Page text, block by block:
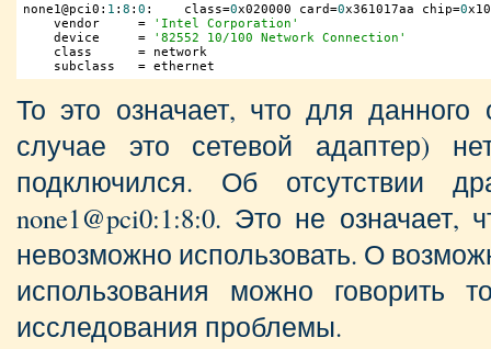
none1@pci0: 1 : 8 : 0 :    class=0x020000 card=0x361017aa chip=0
    vendor     =
'Intel Corporation'
    device     =
'82552 10/100 Network Connection'
    class      = network
    subclass   = ethernet
То это означает, что для
случае это сетевой адаптер)
подключился. Об отсутствии
none1@pci0:1:8:0. Это не означает,
невозможно использовать. О
использования можно говорить
исследования проблемы.